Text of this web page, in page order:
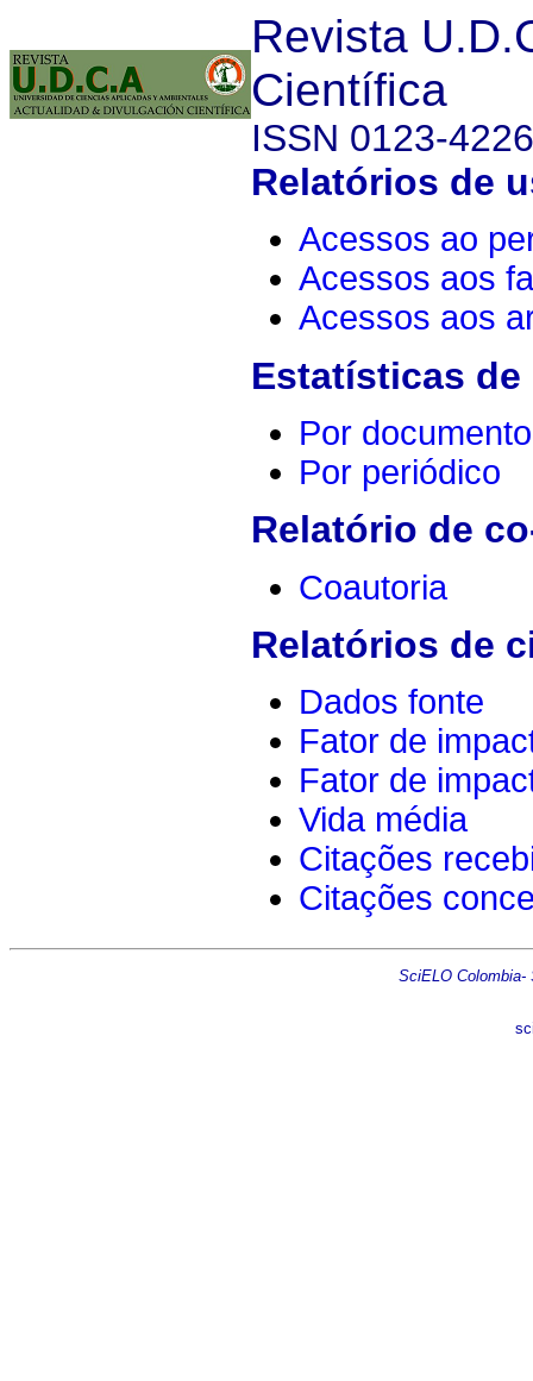
Revista
Científica
ISSN 0123-4226
Relatórios de
Acessos ao
Acessos aos
Acessos aos
Estatísticas
Por documento
Por periódico
Relatório de
Coautoria
Relatórios de
Dados fonte
Fator de
Fator de
Vida média
Citações
Citações
SciELO Colombia-